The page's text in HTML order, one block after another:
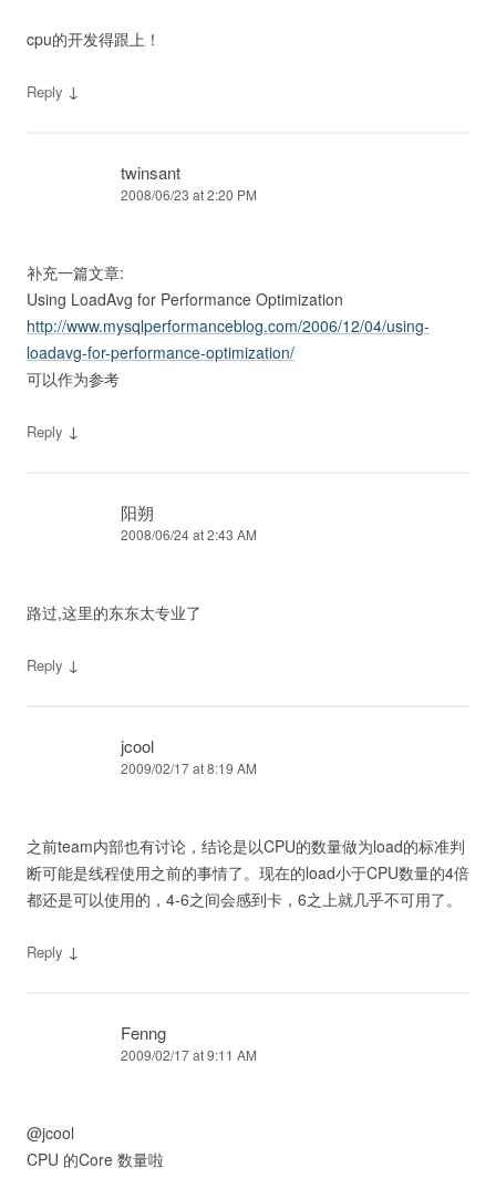
cpu的开发得跟上！
Reply ↓
twinsant
2008/06/23 at 2:20 PM
补充一篇文章:
Using LoadAvg for Performance Optimization
http://www.mysqlperformanceblog.com/2006/12/04/using-
loadavg-for-performance-optimization/
可以作为参考
Reply ↓
阳朔
2008/06/24 at 2:43 AM
路过,这里的东东太专业了
Reply ↓
jcool
2009/02/17 at 8:19 AM
之前team内部也有讨论，结论是以CPU的数量做为load的标准判
断可能是线程使用之前的事情了。现在的load小于CPU数量的4倍
都还是可以使用的，4-6之间会感到卡，6之上就几乎不可用了。
Reply ↓
Fenng
2009/02/17 at 9:11 AM
@jcool
CPU 的Core 数量啦